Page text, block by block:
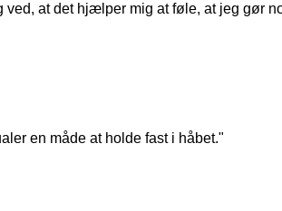
ved, at det hjælper mig at føle, at jeg gør
en måde at holde fast i håbet."